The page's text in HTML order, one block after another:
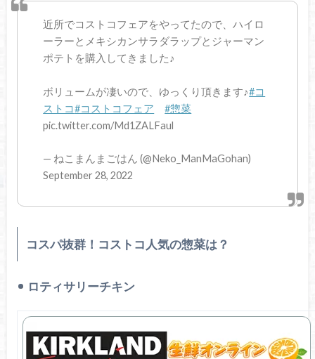
近所でコストコフェアをやってたので、ハイロ
ーラーとメキシカンサラダラップとジャーマン
ポテトを購入してきました♪
ボリュームが凄いので、ゆっくり頂きます♪#コ
ストコ#コストコフェア
#惣菜
pic.twitter.com/Md1ZALFaul
— ねこまんまごはん (@Neko_ManMaGohan)
September 28, 2022
コスパ抜群！コストコ人気の惣菜は？
ロティサリーチキン